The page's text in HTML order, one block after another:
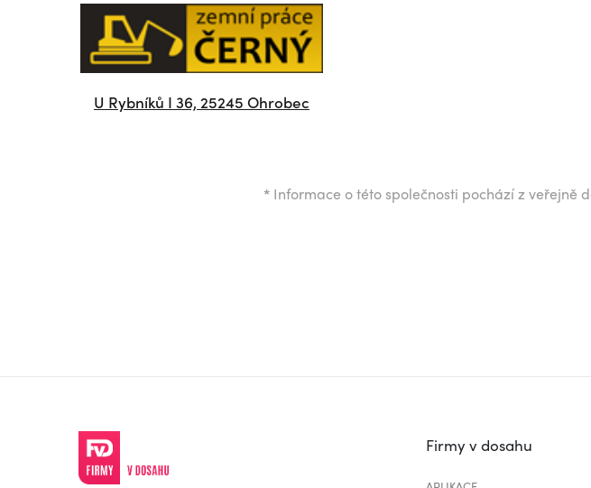
U Rybníků I 36, 25245 Ohrobec
* Informace o této společnosti pochází z veřejně
Firmy v dosahu